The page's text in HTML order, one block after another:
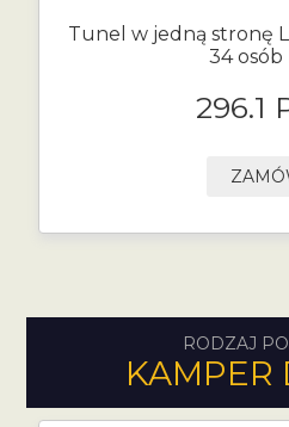
Tunel w jedną stronę
34 osób
296.1
RODZAJ
KAMPER